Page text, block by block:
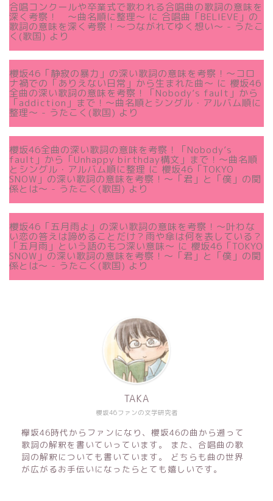
合唱コンクールや卒業式で歌われる合唱曲の歌詞の意味を
深く考察！ 〜曲名順に整理〜 に 合唱曲「BELIEVE」の
歌詞の意味を深く考察！〜つながれてゆく想い〜 - うたこ
く(歌国) より
櫻坂46「静寂の暴力」の深い歌詞の意味を考察！〜コロ
ナ禍での「ありえない日常」から生まれた曲～ に 櫻坂46
全曲の深い歌詞の意味を考察！「Nobody’s fault」から
「addiction」まで！〜曲名順とシングル・アルバム順に
整理～ - うたこく(歌国) より
櫻坂46全曲の深い歌詞の意味を考察！「Nobody’s
fault」から「Unhappy birthday構文」まで！〜曲名順
とシングル・アルバム順に整理 に 櫻坂46「TOKYO
SNOW」の深い歌詞の意味を考察！〜「君」と「僕」の関
係とは～ - うたこく(歌国) より
櫻坂46「五月雨よ」の深い歌詞の意味を考察！〜叶わな
い恋の答えは諦めることだけ？雨や傘は何を表している？
「五月雨」という語のもつ深い意味～ に 櫻坂46「TOKYO
SNOW」の深い歌詞の意味を考察！〜「君」と「僕」の関
係とは～ - うたこく(歌国) より
櫻坂46ファンの文学研究者
TAKA
欅坂46時代からファンになり、櫻坂46の曲から遡って
歌詞の解釈を書いていっています。 また、合唱曲の歌
詞の解釈についても書いています。 どちらも曲の世界
が広がるお手伝いになったらとても嬉しいです。